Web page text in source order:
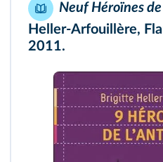
Neuf Héroïnes
Heller-Arfouillère,
2011.